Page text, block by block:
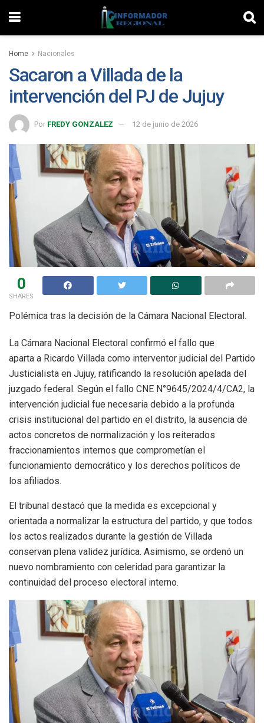
Home Nacionales
Sacaron a Villada de la
intervención del PJ de Jujuy
Por FREDY GONZALEZ 12 de junio de 2026
0
SHARES
Polémica tras la decisión de la Cámara Nacional Electoral.
La Cámara Nacional Electoral confirmó el fallo que
aparta a Ricardo Villada como interventor judicial del Partido
Justicialista en Jujuy, ratificando la resolución apelada del
juzgado federal. Según el fallo CNE N°9645/2024/4/CA2, la
intervención judicial fue necesaria debido a la profunda
crisis institucional del partido en el distrito, la ausencia de
actos concretos de normalización y los reiterados
fraccionamientos internos que comprometían el
funcionamiento democrático y los derechos políticos de
los afiliados.
El tribunal destacó que la medida es excepcional y
orientada a normalizar la estructura del partido, y que todos
los actos realizados durante la gestión de Villada
conservan plena validez jurídica. Asimismo, se ordenó un
nuevo nombramiento con celeridad para garantizar la
continuidad del proceso electoral interno.